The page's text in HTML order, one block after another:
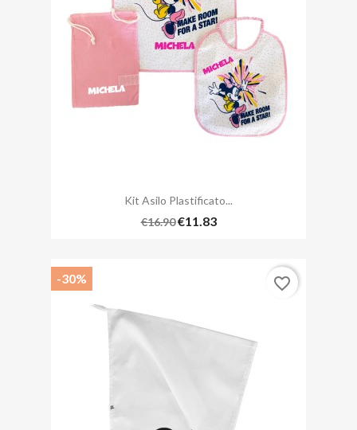
Kit Asilo Plastificato...
€16.90 €11.83
-30% favorite_border